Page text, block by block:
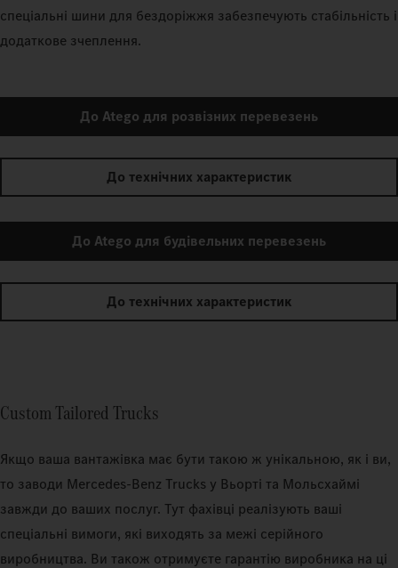
спеціальні шини для бездоріжжя забезпечують стабільність і
додаткове зчеплення.
До Atego для розвізних перевезень
До технічних характеристик
До Atego для будівельних перевезень
До технічних характеристик
Custom Tailored Trucks
Якщо ваша вантажівка має бути такою ж унікальною, як і ви,
то заводи Mercedes‑Benz Trucks у Вьорті та Мольсхаймі
завжди до ваших послуг. Тут фахівці реалізують ваші
спеціальні вимоги, які виходять за межі серійного
виробництва. Ви також отримуєте гарантію виробника на ці